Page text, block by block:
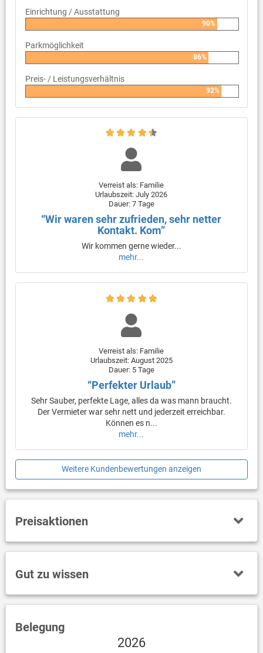
Einrichtung / Ausstattung
90%
Parkmöglichkeit
86%
Preis- / Leistungsverhältnis
92%
Verreist als: Familie
Urlaubszeit: July 2026
Dauer: 7 Tage
“Wir waren sehr zufrieden, sehr netter
Kontakt. Kom”
Wir kommen gerne wieder...
mehr...
Verreist als: Familie
Urlaubszeit: August 2025
Dauer: 5 Tage
“Perfekter Urlaub”
Sehr Sauber, perfekte Lage, alles da was mann braucht.
Der Vermieter war sehr nett und jederzeit erreichbar.
Können es n...
mehr...
Weitere Kundenbewertungen anzeigen
Preisaktionen
Gut zu wissen
Belegung
2026